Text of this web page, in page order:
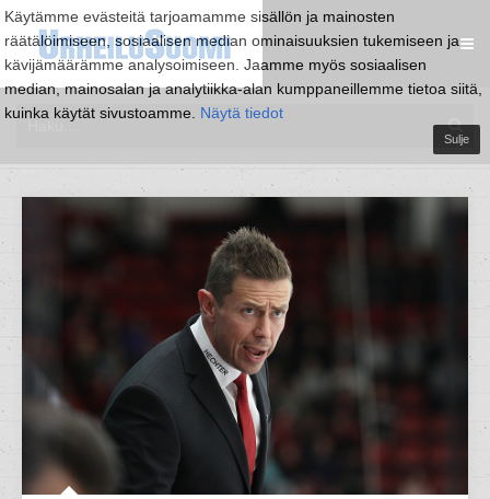
Käytämme evästeitä tarjoamamme sisällön ja mainosten
räätälöimiseen, sosiaalisen median ominaisuuksien tukemiseen ja
kävijämäärämme analysoimiseen. Jaamme myös sosiaalisen
median, mainosalan ja analytiikka-alan kumppaneillemme tietoa siitä,
kuinka käytät sivustoamme. Näytä tiedot
Sulje